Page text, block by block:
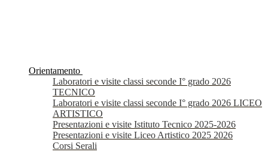
Orientamento
Laboratori e visite classi seconde I° grado 2026
TECNICO
Laboratori e visite classi seconde I° grado 2026 LICEO
ARTISTICO
Presentazioni e visite Istituto Tecnico 2025-2026
Presentazioni e visite Liceo Artistico 2025 2026
Corsi Serali